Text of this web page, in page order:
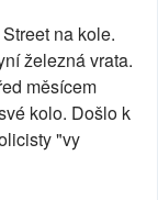
na kole.
železná vrata.
měsícem
kolo. Došlo k
"vy